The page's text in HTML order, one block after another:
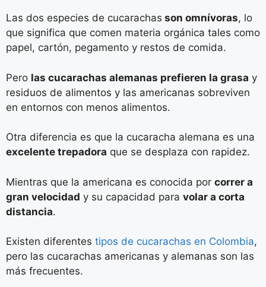
Las dos especies de cucarachas son omnívoras, lo
que significa que comen materia orgánica tales como
papel, cartón, pegamento y restos de comida.
Pero las cucarachas alemanas prefieren la grasa y
residuos de alimentos y las americanas sobreviven
en entornos con menos alimentos.
Otra diferencia es que la cucaracha alemana es una
excelente trepadora que se desplaza con rapidez.
Mientras que la americana es conocida por correr a
gran velocidad y su capacidad para volar a corta
distancia.
Existen diferentes tipos de cucarachas en Colombia,
pero las cucarachas americanas y alemanas son las
más frecuentes.